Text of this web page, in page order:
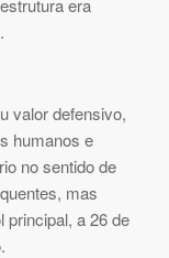
era
valor defensivo,
humanos e
no sentido de
mas
principal, a 26 de